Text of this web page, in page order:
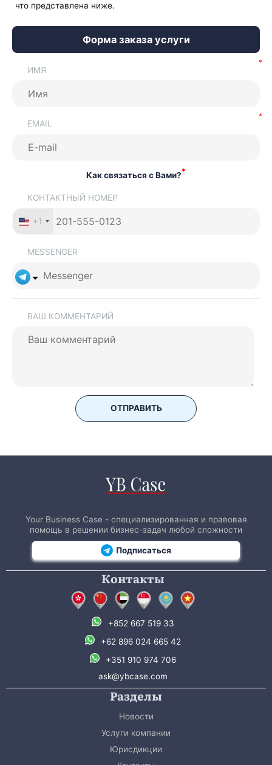
что представлена ниже.
Форма заказа услуги
ИМЯ
EMAIL
Как связаться с Вами?*
КОНТАКТНЫЙ НОМЕР
+1
MESSENGER
ВАШ КОММЕНТАРИЙ
ОТПРАВИТЬ
Your Business Case - специализированная и правовая
помощь в решении бизнес-задач любой сложности
Подписаться
Контакты
+852 667 519 33
+62 896 024 665 42
+351 910 974 706
ask@ybcase.com
Разделы
Новости
Услуги компании
Юрисдикции